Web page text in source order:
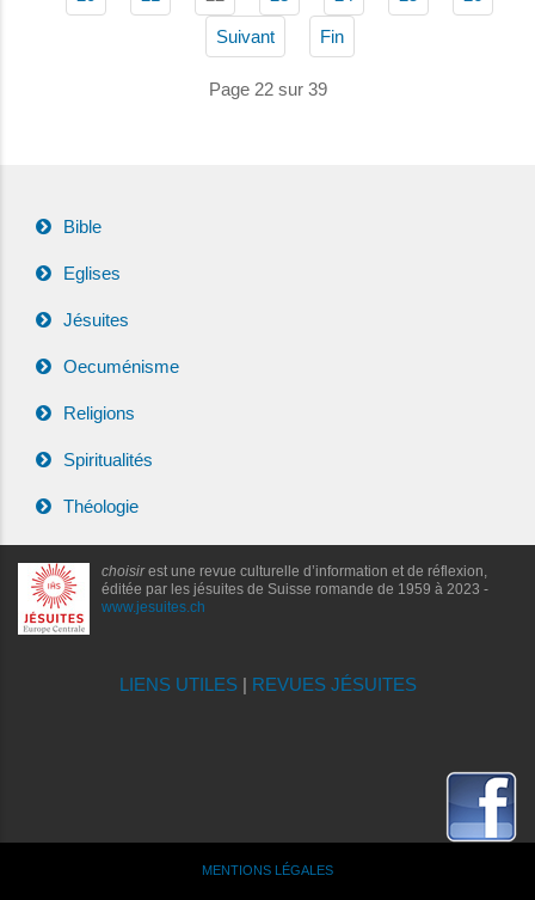
Suivant Fin
Page 22 sur 39
Bible
Eglises
Jésuites
Oecuménisme
Religions
Spiritualités
Théologie
choisirest une revue culturelle d’information et de réflexion,
éditée par les jésuites de Suisse romande de 1959 à 2023 -
www.jesuites.ch
LIENS UTILES| REVUES JÉSUITES
MENTIONS LÉGALES